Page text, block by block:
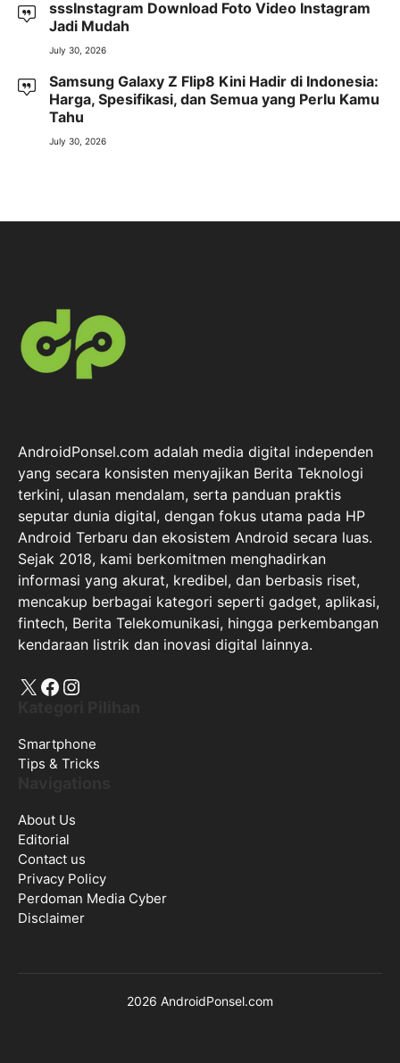
sssInstagram Download Foto Video Instagram
Jadi Mudah
July 30, 2026
Samsung Galaxy Z Flip8 Kini Hadir di Indonesia:
Harga, Spesifikasi, dan Semua yang Perlu Kamu
Tahu
July 30, 2026
AndroidPonsel.com adalah media digital independen
yang secara konsisten menyajikan Berita Teknologi
terkini, ulasan mendalam, serta panduan praktis
seputar dunia digital, dengan fokus utama pada HP
Android Terbaru dan ekosistem Android secara luas.
Sejak 2018, kami berkomitmen menghadirkan
informasi yang akurat, kredibel, dan berbasis riset,
mencakup berbagai kategori seperti gadget, aplikasi,
fintech, Berita Telekomunikasi, hingga perkembangan
kendaraan listrik dan inovasi digital lainnya.
X Facebook
Instagram
Smartphone
Tips & Tricks
About Us
Editorial
Contact us
Privacy Policy
Perdoman Media Cyber
Disclaimer
2026 AndroidPonsel.com